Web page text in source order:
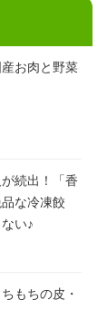
お肉と野菜
続出！「香
な冷凍餃
い♪
もちの皮・